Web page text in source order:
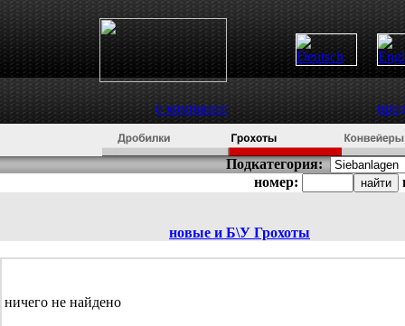
о компании
Подкатегория:
номер:
новые и Б\У Грохоты
ничего не найдено